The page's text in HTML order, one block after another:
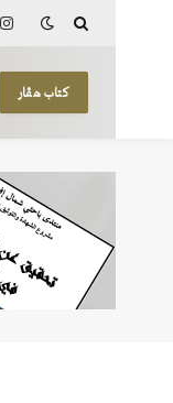
Instagram
كتاب هڤار